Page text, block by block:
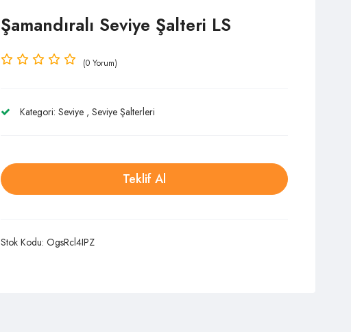
Şamandıralı Seviye Şalteri LS
(0 Yorum)
Kategori: Seviye, Seviye Şalterleri
Teklif Al
Stok Kodu: OgsRcl4IPZ